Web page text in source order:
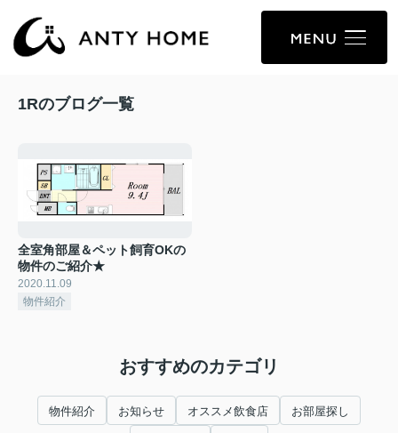
1Rのブログ一覧
全室角部屋＆ペット飼育OKの
物件のご紹介★
2020.11.09
物件紹介
おすすめのカテゴリ
物件紹介 お知らせ オススメ飲食店 お部屋探し